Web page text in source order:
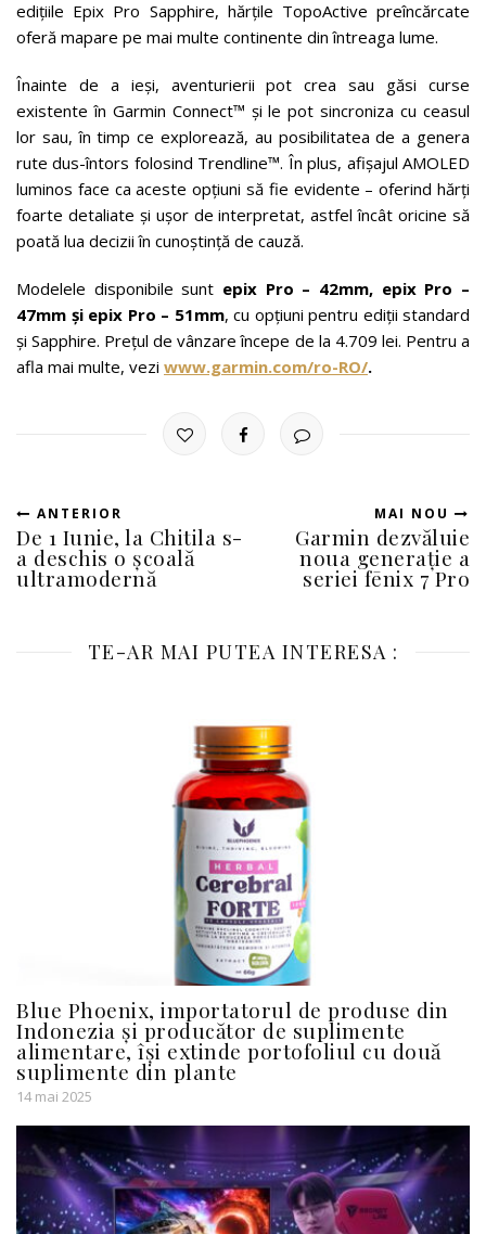
edițiile Epix Pro Sapphire, hărțile TopoActive preîncărcate
oferă mapare pe mai multe continente din întreaga lume.
Înainte de a ieși, aventurierii pot crea sau găsi curse
existente în Garmin Connect™ și le pot sincroniza cu ceasul
lor sau, în timp ce explorează, au posibilitatea de a genera
rute dus-întors folosind Trendline™. În plus, afișajul AMOLED
luminos face ca aceste opțiuni să fie evidente – oferind hărți
foarte detaliate și ușor de interpretat, astfel încât oricine să
poată lua decizii în cunoștință de cauză.
Modelele disponibile sunt epix Pro – 42mm, epix Pro –
47mm și epix Pro – 51mm, cu opțiuni pentru ediții standard
și Sapphire. Prețul de vânzare începe de la 4.709 lei. Pentru a
afla mai multe, vezi www.garmin.com/ro-RO/.
ANTERIOR
De 1 Iunie, la Chitila s-
a deschis o școală
ultramodernă
MAI NOU
Garmin dezvăluie
noua generație a
seriei fēnix 7 Pro
TE-AR MAI PUTEA INTERESA :
Blue Phoenix, importatorul de produse din
Indonezia și producător de suplimente
alimentare, își extinde portofoliul cu două
suplimente din plante
14 mai 2025